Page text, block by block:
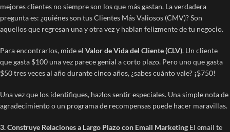
mejores clientes no siempre son los que más gastan. La verdadera
pregunta es: ¿quiénes son tus Clientes Más Valiosos (CMV)? Son
aquellos que regresan una y otra vez y hablan felizmente de tu negocio.
Para encontrarlos, mide el Valor de Vida del Cliente (CLV). Un cliente
que gasta $100 una vez parece genial a corto plazo. Pero uno que gasta
$50 tres veces al año durante cinco años, ¿sabes cuánto vale? ¡$750!
Una vez que los identifiques, hazlos sentir especiales. Una simple nota de
agradecimiento o un programa de recompensas puede hacer maravillas.
3. Construye Relaciones a Largo Plazo con Email Marketing El email te